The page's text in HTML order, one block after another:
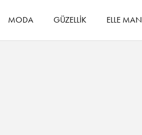
MODA GÜZELLİK ELLE MAN